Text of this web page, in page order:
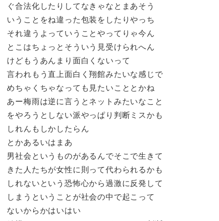
ぐ合法化したりしてなきゃなとまあそう
いうことをね違った包装をしたりやっち
それ違うよっていうことやってりゃ今ん
とこはちょっとそういう見受けられへん
けどもうあんまり面白くないって
言われもう直上面白く翔館みたいな感じで
めちゃくちゃなっても見たいこととかね
あー梅雨は逆に言うとネットみたいなこと
をやろうとしない派やっぱり判断ミスかも
しれんもしかしたらん
とかあるいはまあ
男社会というものがあるんでそこで生きて
きた人たちが女性に則って代わられるかも
しれないという恐怖心から過激に反発して
しまうということが社会の中で起こって
ないからかはいはい